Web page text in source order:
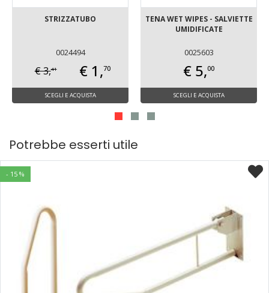
STRIZZATUBO
0024494
€ 3,41 € 1,70
SCEGLI E ACQUISTA
TENA WET WIPES - SALVIETTE
UMIDIFICATE
0025603
€ 5,00
SCEGLI E ACQUISTA
Potrebbe esserti utile